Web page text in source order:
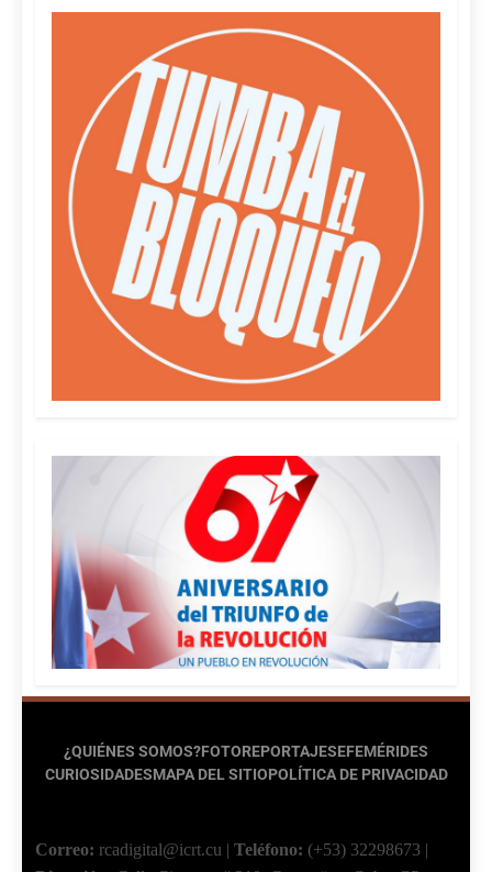
¿QUIÉNES SOMOS?FOTOREPORTAJESEFEMÉRIDES
CURIOSIDADESMAPA DEL SITIOPOLÍTICA DE PRIVACIDAD
Correo: rcadigital@icrt.cu | Teléfono: (+53) 32298673 |